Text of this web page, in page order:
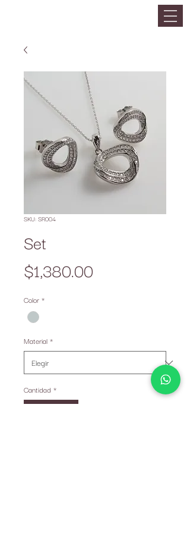
SKU: SR004
Set
$1,380.00
Color *
Material *
Cantidad *